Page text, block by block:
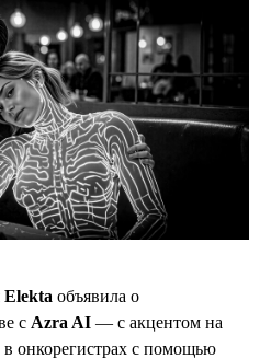
Elekta объявила о
с Azra AI — с акцентом на
онкорегистрах с помощью